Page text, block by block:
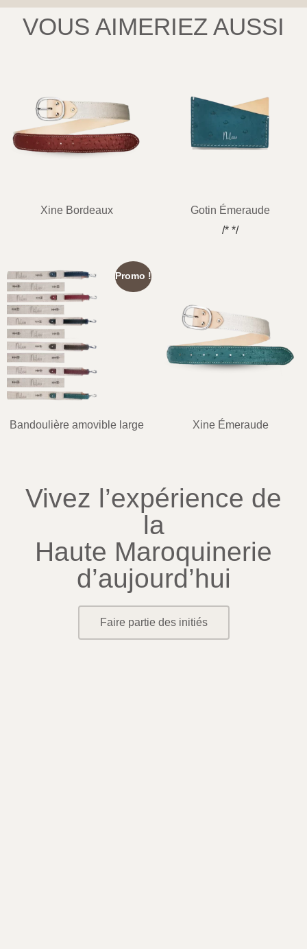
VOUS AIMERIEZ AUSSI
Xine Bordeaux
Gotin Émeraude
/* */
Promo !
Bandoulière amovible large Xine Émeraude
Vivez l’expérience de
la
Haute Maroquinerie
d’aujourd’hui
Faire partie des initiés